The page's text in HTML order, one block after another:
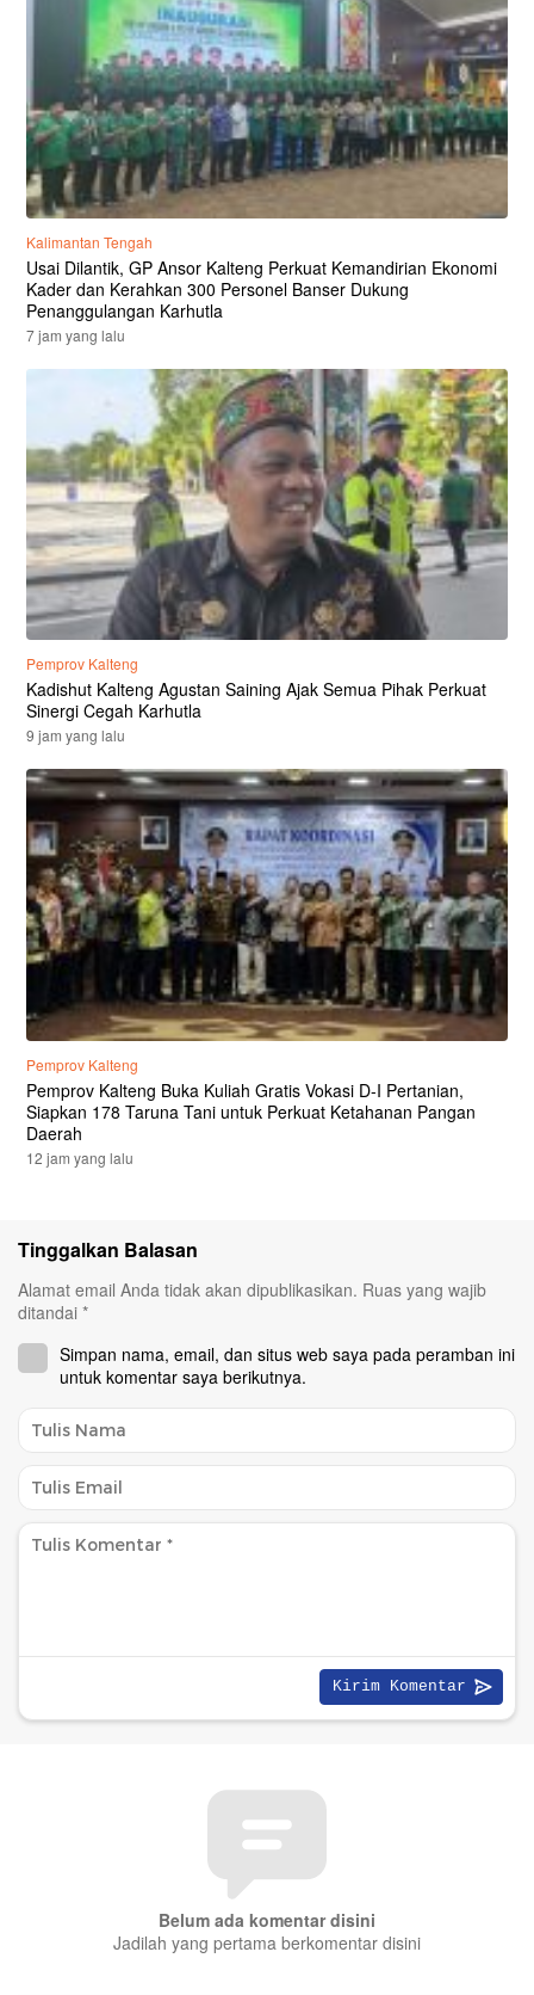
Kalimantan Tengah
Usai Dilantik, GP Ansor Kalteng Perkuat Kemandirian Ekonomi
Kader dan Kerahkan 300 Personel Banser Dukung
Penanggulangan Karhutla
7 jam yang lalu
Pemprov Kalteng
Kadishut Kalteng Agustan Saining Ajak Semua Pihak Perkuat
Sinergi Cegah Karhutla
9 jam yang lalu
Pemprov Kalteng
Pemprov Kalteng Buka Kuliah Gratis Vokasi D-I Pertanian,
Siapkan 178 Taruna Tani untuk Perkuat Ketahanan Pangan
Daerah
12 jam yang lalu
Tinggalkan Balasan
Alamat email Anda tidak akan dipublikasikan. Ruas yang wajib
ditandai *
Simpan nama, email, dan situs web saya pada peramban ini
untuk komentar saya berikutnya.
Belum ada komentar disini
Jadilah yang pertama berkomentar disini